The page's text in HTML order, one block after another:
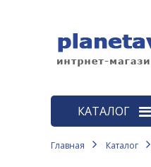
КАТАЛОГ
ВАЗ
Главная Каталог